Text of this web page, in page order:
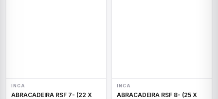
INCA
ABRACADEIRA RSF 7- (22 X
INCA
ABRACADEIRA RSF 8- (25 X